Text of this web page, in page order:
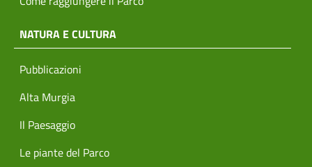
NATURA E CULTURA
Pubblicazioni
Alta Murgia
Il Paesaggio
Le piante del Parco